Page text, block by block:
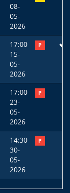
08-
05-
2026
17:00
15-
05-
2026
P
17:00
23-
05-
2026
P
14:30
30-
05-
2026
P